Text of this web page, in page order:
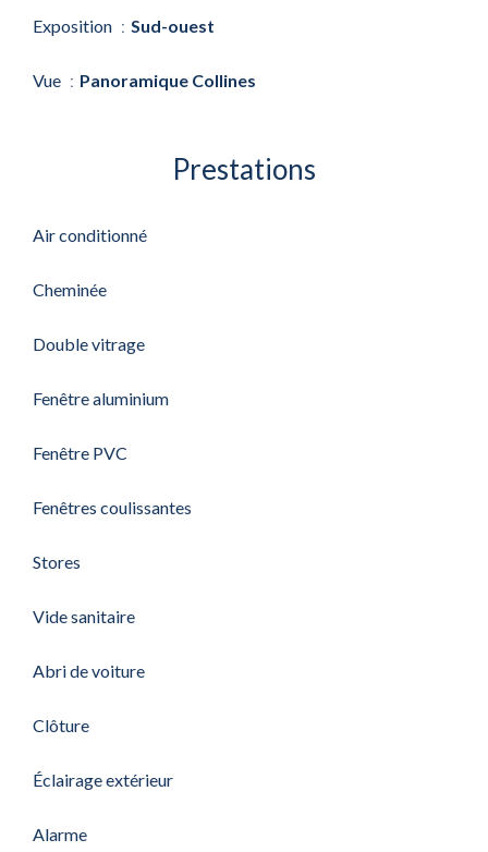
Exposition Sud-ouest
Vue Panoramique Collines
Prestations
Air conditionné
Cheminée
Double vitrage
Fenêtre aluminium
Fenêtre PVC
Fenêtres coulissantes
Stores
Vide sanitaire
Abri de voiture
Clôture
Éclairage extérieur
Alarme